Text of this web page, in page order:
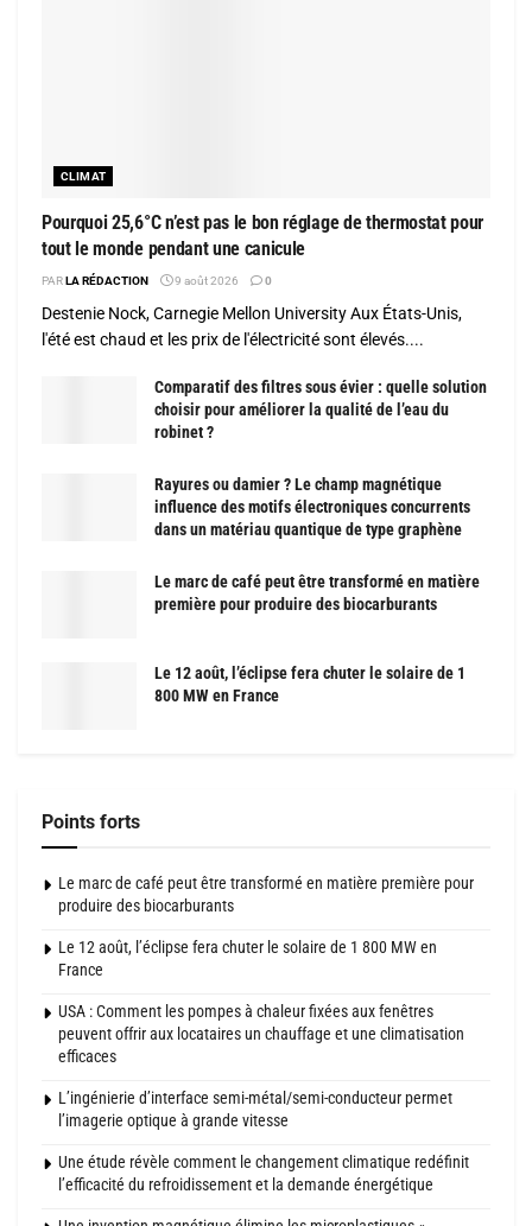
CLIMAT
Pourquoi 25,6°C n’est pas le bon réglage de thermostat pour
tout le monde pendant une canicule
PARLA RÉDACTION 9 août 2026 0
Destenie Nock, Carnegie Mellon University Aux États-Unis,
l'été est chaud et les prix de l'électricité sont élevés....
Comparatif des filtres sous évier : quelle solution
choisir pour améliorer la qualité de l’eau du
robinet ?
Rayures ou damier ? Le champ magnétique
influence des motifs électroniques concurrents
dans un matériau quantique de type graphène
Le marc de café peut être transformé en matière
première pour produire des biocarburants
Le 12 août, l’éclipse fera chuter le solaire de 1
800 MW en France
Points forts
Le marc de café peut être transformé en matière première pour
produire des biocarburants
Le 12 août, l’éclipse fera chuter le solaire de 1 800 MW en
France
USA : Comment les pompes à chaleur fixées aux fenêtres
peuvent offrir aux locataires un chauffage et une climatisation
efficaces
L’ingénierie d’interface semi-métal/semi-conducteur permet
l’imagerie optique à grande vitesse
Une étude révèle comment le changement climatique redéfinit
l’efficacité du refroidissement et la demande énergétique